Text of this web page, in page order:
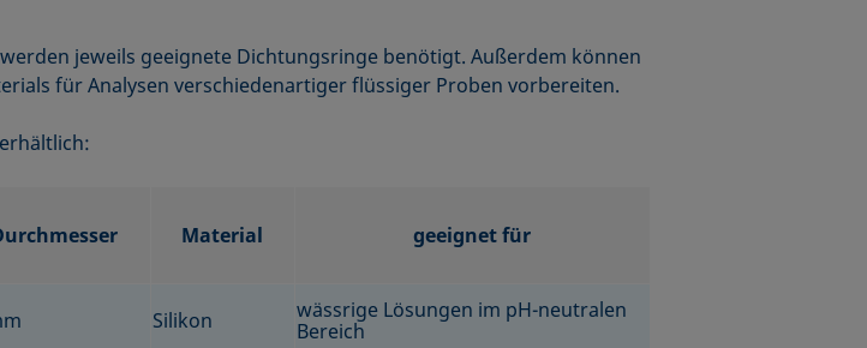
jeweils geeignete Dichtungsringe benötigt. Außerdem können
für Analysen verschiedenartiger flüssiger Proben vorbereiten.
Material geeignet für
Silikon
wässrige Lösungen im pH-neutralen
Bereich